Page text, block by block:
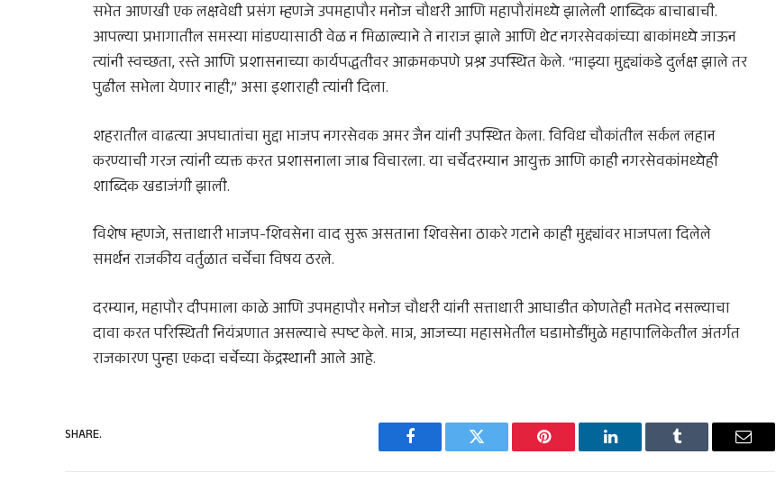
सभेत आणखी एक लक्षवेधी प्रसंग म्हणजे उपमहापौर मनोज चौधरी आणि महापौरांमध्ये झालेली शाब्दिक बाचाबाची.
आपल्या प्रभागातील समस्या मांडण्यासाठी वेळ न मिळाल्याने ते नाराज झाले आणि थेट नगरसेवकांच्या बाकांमध्ये जाऊन
त्यांनी स्वच्छता, रस्ते आणि प्रशासनाच्या कार्यपद्धतीवर आक्रमकपणे प्रश्न उपस्थित केले. “माझ्या मुद्द्यांकडे दुर्लक्ष झाले तर
पुढील सभेला येणार नाही,” असा इशाराही त्यांनी दिला.
शहरातील वाढत्या अपघातांचा मुद्दा भाजप नगरसेवक अमर जैन यांनी उपस्थित केला. विविध चौकांतील सर्कल लहान
करण्याची गरज त्यांनी व्यक्त करत प्रशासनाला जाब विचारला. या चर्चेदरम्यान आयुक्त आणि काही नगरसेवकांमध्येही
शाब्दिक खडाजंगी झाली.
विशेष म्हणजे, सत्ताधारी भाजप-शिवसेना वाद सुरू असताना शिवसेना ठाकरे गटाने काही मुद्द्यांवर भाजपला दिलेले
समर्थन राजकीय वर्तुळात चर्चेचा विषय ठरले.
दरम्यान, महापौर दीपमाला काळे आणि उपमहापौर मनोज चौधरी यांनी सत्ताधारी आघाडीत कोणतेही मतभेद नसल्याचा
दावा करत परिस्थिती नियंत्रणात असल्याचे स्पष्ट केले. मात्र, आजच्या महासभेतील घडामोडींमुळे महापालिकेतील अंतर्गत
राजकारण पुन्हा एकदा चर्चेच्या केंद्रस्थानी आले आहे.
SHARE.
Facebook Twitter Pinterest LinkedIn Tumblr Email